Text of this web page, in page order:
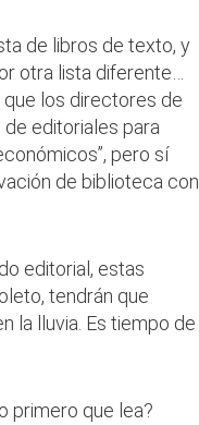
de libros de texto, y
otra lista diferente…
que los directores de
editoriales para
pero sí
de biblioteca con
editorial, estas
tendrán que
la lluvia. Es tiempo de
primero que lea?